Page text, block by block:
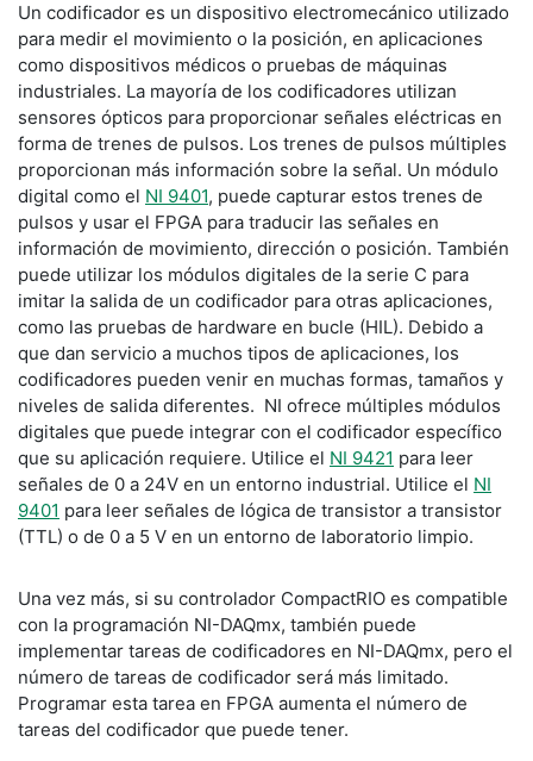
Un codificador es un dispositivo electromecánico utilizado
para medir el movimiento o la posición, en aplicaciones
como dispositivos médicos o pruebas de máquinas
industriales. La mayoría de los codificadores utilizan
sensores ópticos para proporcionar señales eléctricas en
forma de trenes de pulsos. Los trenes de pulsos múltiples
proporcionan más información sobre la señal. Un módulo
digital como el NI 9401, puede capturar estos trenes de
pulsos y usar el FPGA para traducir las señales en
información de movimiento, dirección o posición. También
puede utilizar los módulos digitales de la serie C para
imitar la salida de un codificador para otras aplicaciones,
como las pruebas de hardware en bucle (HIL). Debido a
que dan servicio a muchos tipos de aplicaciones, los
codificadores pueden venir en muchas formas, tamaños y
niveles de salida diferentes. NI ofrece múltiples módulos
digitales que puede integrar con el codificador específico
que su aplicación requiere. Utilice el NI 9421 para leer
señales de 0 a 24V en un entorno industrial. Utilice el NI
9401 para leer señales de lógica de transistor a transistor
(TTL) o de 0 a 5 V en un entorno de laboratorio limpio.
Una vez más, si su controlador CompactRIO es compatible
con la programación NI-DAQmx, también puede
implementar tareas de codificadores en NI-DAQmx, pero el
número de tareas de codificador será más limitado.
Programar esta tarea en FPGA aumenta el número de
tareas del codificador que puede tener.